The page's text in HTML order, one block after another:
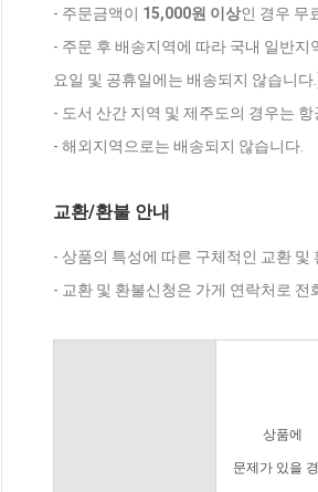
- 주문금액이 15,000원 이상인 경우 무
- 주문 후 배송지역에 따라 국내 일반
요일 및 공휴일에는 배송되지 않습니다
- 도서 산간 지역 및 제주도의 경우는
- 해외지역으로는 배송되지 않습니다.
교환/환불 안내
- 상품의 특성에 따른 구체적인 교환
- 교환 및 환불신청은 가게 연락처로
상품에
문제가 있을